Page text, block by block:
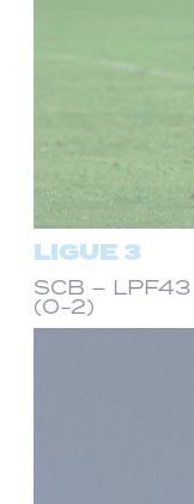
LIGUE 3
SCB –
(0-2)